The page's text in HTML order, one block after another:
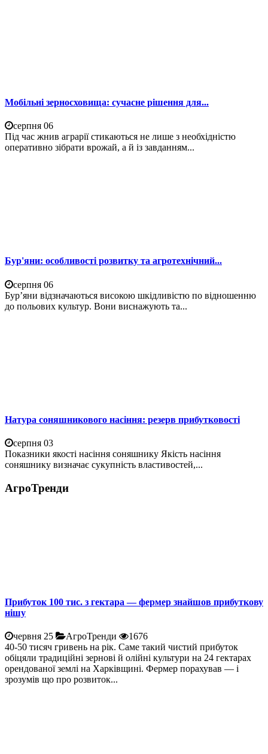
Мобільні зерносховища: сучасне рішення для...
серпня 06
Під час жнив аграрії стикаються не лише з необхідністю
оперативно зібрати врожай, а й із завданням...
Бур'яни: особливості розвитку та агротехнічний...
серпня 06
Бур’яни відзначаються високою шкідливістю по відношенню
до польових культур. Вони виснажують та...
Натура соняшникового насіння: резерв прибутковості
серпня 03
Показники якості насіння соняшнику Якість насіння
соняшнику визначає сукупність властивостей,...
АгроТренди
Прибуток 100 тис. з гектара — фермер знайшов прибуткову
нішу
червня 25 АгроТренди
1676
40-50 тисяч гривень на рік. Саме такий чистий прибуток
обіцяли традиційні зернові й олійні культури на 24 гектарах
орендованої землі на Харківщині. Фермер порахував — і
зрозумів що про розвиток...